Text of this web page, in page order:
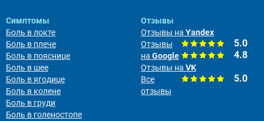
Симптомы
Боль в локте
Боль в плече
Боль в пояснице
Боль в шее
Боль в ягодице
Боль в колене
Боль в груди
Боль в голеностопе
Отзывы
Отзывы на Yandex
5.0
Отзывы
на Google 4.8
Отзывы на VK
5.0
Все
отзывы